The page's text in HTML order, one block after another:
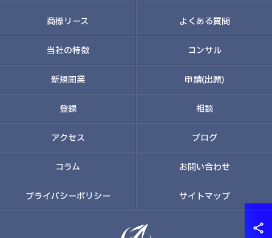
商標リース よくある質問
当社の特徴 コンサル
新規開業 申請(出願)
登録 相談
アクセス ブログ
コラム お問い合わせ
プライバシーポリシー サイトマップ